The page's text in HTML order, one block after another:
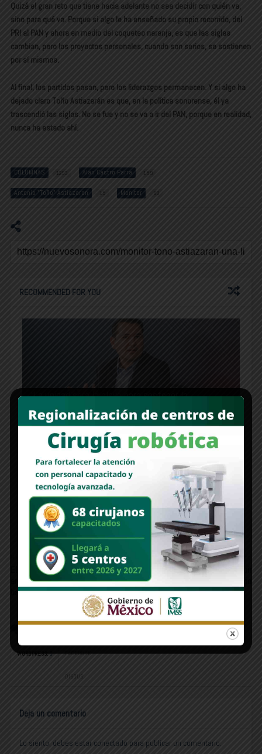
Quizá el gran reto que tiene hacia adelante no sea decidir con quién va,
sino para qué va. Porque si algo le ha enseñado su propio recorrido, del
PRI al PAN y ahora en medio del coqueteo naranja, es que las siglas
cambian, pero los proyectos personales, cuando son serios, se sostienen
por sí mismos.
Al final, los partidos pasan, pero los liderazgos permanecen. Y si algo ha
dejado claro Toño Astiazarán es que, en la política sonorense, él ya
trascendió las siglas. No se fue y no se va a ir del PAN, porque en realidad,
nunca ha estado ahí.
COLUMNAS 1293 Alan Castro Parra 159
Antonio "Toño" Astiazaran 15 Monitor 60
RECOMMENDED FOR YOU
“La unidad será la clave para sostener la
transformación en Sonora”: Adolfo Salazar
Bateo libre… rumbo al out 27
Newer Post
EDITORIAL | Del perdón al
entendimiento: México y España
bajo la mirada de Sheinbaum
Older Post
PILAR POLÍTICO | Construir
WORDPRESS:0 FACEBOOK:
DISQUS:
Deja un comentario
Lo siento, debes estar conectado para publicar un comentario.